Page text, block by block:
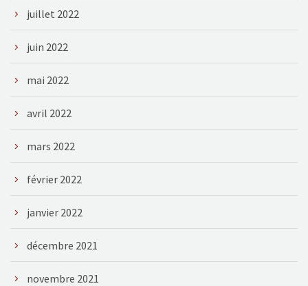
juillet 2022
juin 2022
mai 2022
avril 2022
mars 2022
février 2022
janvier 2022
décembre 2021
novembre 2021